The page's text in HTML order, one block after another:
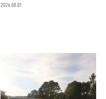
2026.08.01